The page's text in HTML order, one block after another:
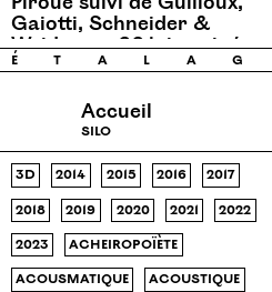
Gaiotti, Schneider &
Weidmann 26 juin : ciné
concert avec Permaflo.
é t a l a g
Accueil
silo
3d 2014 2015 2016
2017
2018
2019 2020 2021
2022
2023
acheiropoïète
acousmatique
acoustique